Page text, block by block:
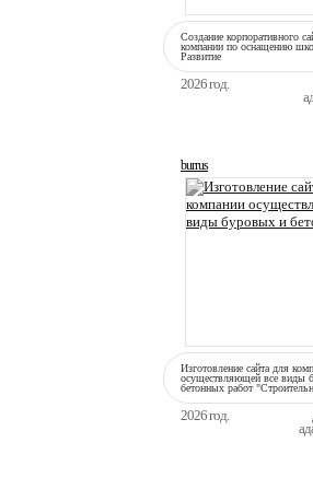
Создание корпоративного
компании по оснащению
Развитие
2026 год.
burrus
Изготовление сайта для
осуществляющей все виды
бетонных работ
2026 год.